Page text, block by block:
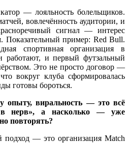
— лояльность болельщиков.
вовлечённость аудитории, и
сигнал — интерес
Показательный пример: Red Bull.
спортивная организация в
работают, и первый футзальный
Это не просто договор —
вокруг клуба сформировалась
готовы бороться.
опыту, виральность — это всё
нерв», а насколько — уже
повторять?
— это организация Match